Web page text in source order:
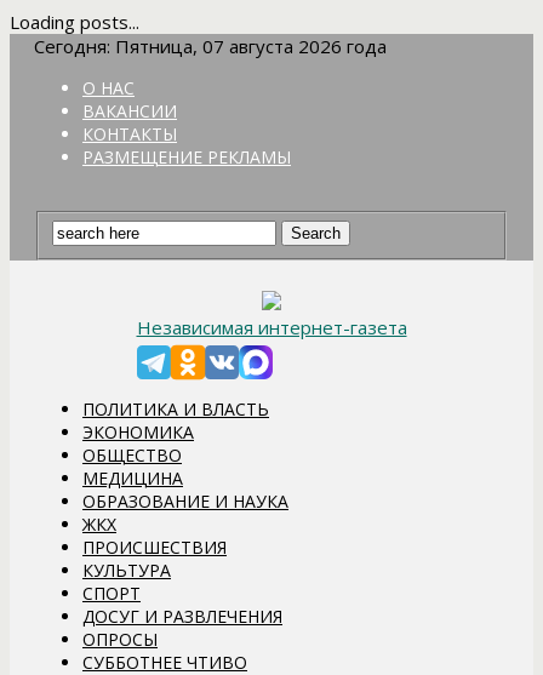
Loading posts...
Сегодня: Пятница, 07 августа 2026 года
О НАС
ВАКАНСИИ
КОНТАКТЫ
РАЗМЕЩЕНИЕ РЕКЛАМЫ
Независимая интернет-газета
ПОЛИТИКА И ВЛАСТЬ
ЭКОНОМИКА
ОБЩЕСТВО
МЕДИЦИНА
ОБРАЗОВАНИЕ И НАУКА
ЖКХ
ПРОИСШЕСТВИЯ
КУЛЬТУРА
СПОРТ
ДОСУГ И РАЗВЛЕЧЕНИЯ
ОПРОСЫ
СУББОТНЕЕ ЧТИВО